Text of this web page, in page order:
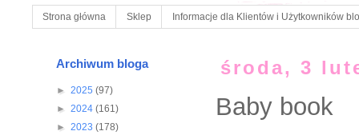
Strona główna Sklep Informacje dla Klientów i Użytkowników
środa, 3
Baby book
Archiwum bloga
► 2025 (97)
► 2024 (161)
► 2023 (178)